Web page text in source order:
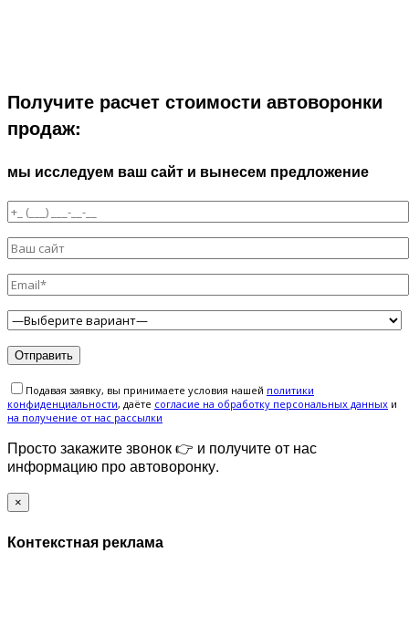
Получите расчет стоимости автоворонки
продаж:
мы исследуем ваш сайт и вынесем предложение
Подавая заявку, вы принимаете условия нашей политики
конфиденциальности, даёте cогласие на обработку персональных данных и
на получение от нас рассылки
Просто закажите звонок 👉 и получите от нас
информацию про автоворонку.
×
Контекстная реклама